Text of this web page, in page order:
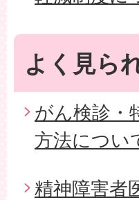
よく見ら
がん検診・
方法につい
精神障害者